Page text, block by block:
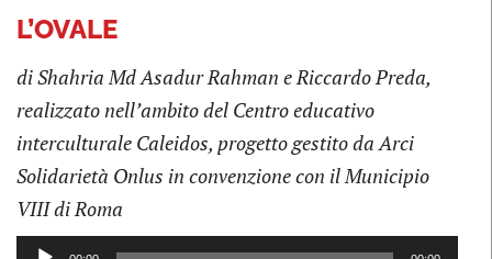
L’OVALE
di Shahria Md Asadur Rahman e Riccardo Preda,
realizzato nell’ambito del Centro educativo
interculturale Caleidos, progetto gestito da Arci
Solidarietà Onlus in convenzione con il Municipio
VIII di Roma
Audio